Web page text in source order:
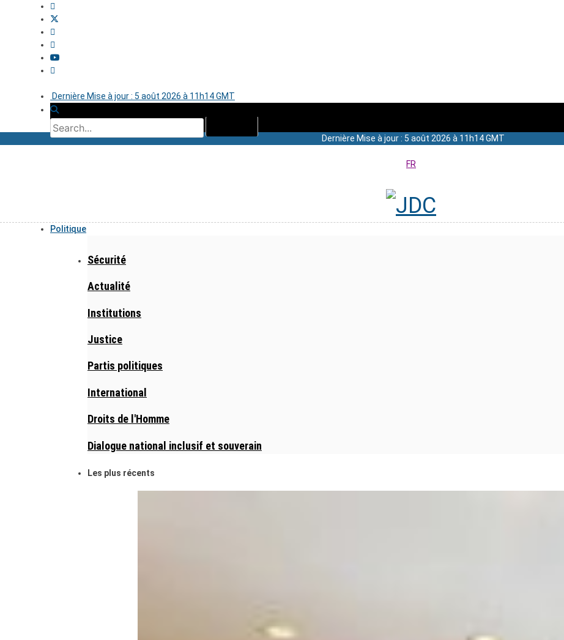
Dernière Mise à jour : 5 août 2026 à 11h14 GMT
Dernière Mise à jour : 5 août 2026 à 11h14 GMT
FR
Politique
Sécurité
Actualité
Institutions
Justice
Partis politiques
International
Droits de l'Homme
Dialogue national inclusif et souverain
Les plus récents